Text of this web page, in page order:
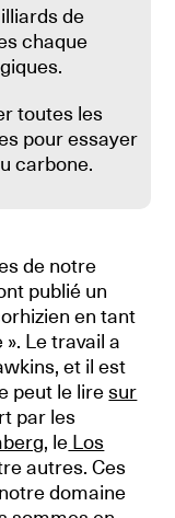
de
chaque
toutes les
pour essayer
carbone.
de notre
publié un
en tant
Le travail a
et il est
peut le liresur
par les
, le Los
autres. Ces
domaine